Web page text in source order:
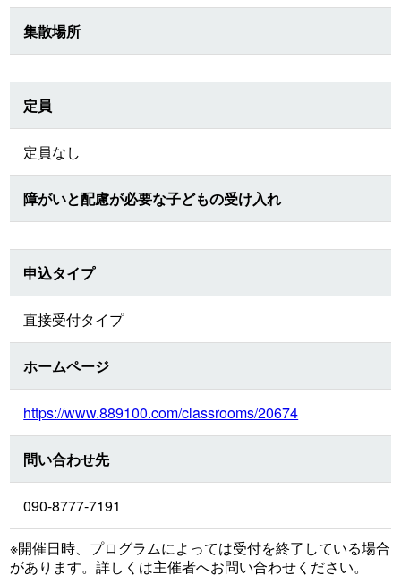
集散場所
定員
定員なし
障がいと配慮が必要な子どもの受け入れ
申込タイプ
直接受付タイプ
ホームページ
https://www.889100.com/classrooms/20674
問い合わせ先
090-8777-7191
※開催日時、プログラムによっては受付を終了している場合
があります。詳しくは主催者へお問い合わせください。